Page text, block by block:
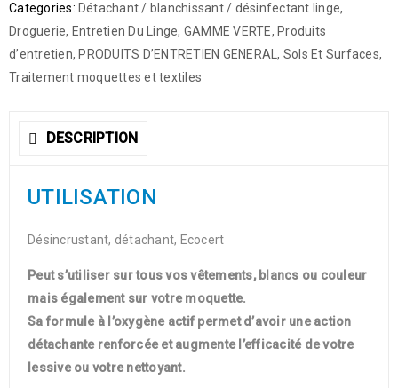
Categories: Détachant / blanchissant / désinfectant linge,
Droguerie, Entretien Du Linge, GAMME VERTE, Produits
d’entretien, PRODUITS D’ENTRETIEN GENERAL, Sols Et Surfaces,
Traitement moquettes et textiles
DESCRIPTION
UTILISATION
Désincrustant, détachant, Ecocert
Peut s’utiliser sur tous vos vêtements, blancs ou couleur
mais également sur votre moquette.
Sa formule à l’oxygène actif permet d’avoir une action
détachante renforcée et augmente l’efficacité de votre
lessive ou votre nettoyant.